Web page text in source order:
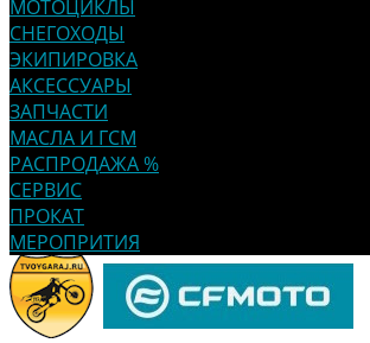
МОТОЦИКЛЫ
СНЕГОХОДЫ
ЭКИПИРОВКА
АКСЕССУАРЫ
ЗАПЧАСТИ
МАСЛА И ГСМ
РАСПРОДАЖА %
СЕРВИС
ПРОКАТ
МЕРОПРИТИЯ